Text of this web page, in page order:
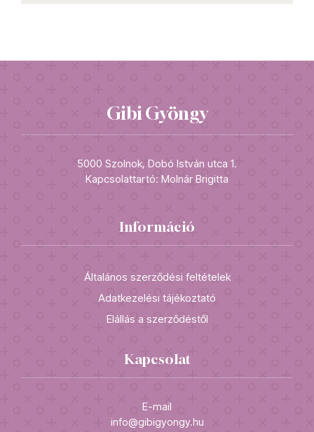
Gibi Gyöngy
5000 Szolnok, Dobó István utca 1.
Kapcsolattartó: Molnár Brigitta
Információ
Általános szerződési feltételek
Adatkezelési tájékoztató
Elállás a szerződéstől
Kapcsolat
E-mail
info@gibigyongy.hu